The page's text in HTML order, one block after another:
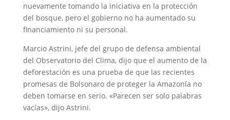
nuevamente tomando la iniciativa en la protección
del bosque, pero el gobierno no ha aumentado su
financiamiento ni su personal.
Marcio Astrini, jefe del grupo de defensa ambiental
del Observatorio del Clima, dijo que el aumento de la
deforestación es una prueba de que las recientes
promesas de Bolsonaro de proteger la Amazonía no
deben tomarse en serio. «Parecen ser solo palabras
vacías», dijo Astrini.